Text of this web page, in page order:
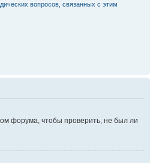
вопросов, связанных с этим
форума, чтобы проверить, не был ли